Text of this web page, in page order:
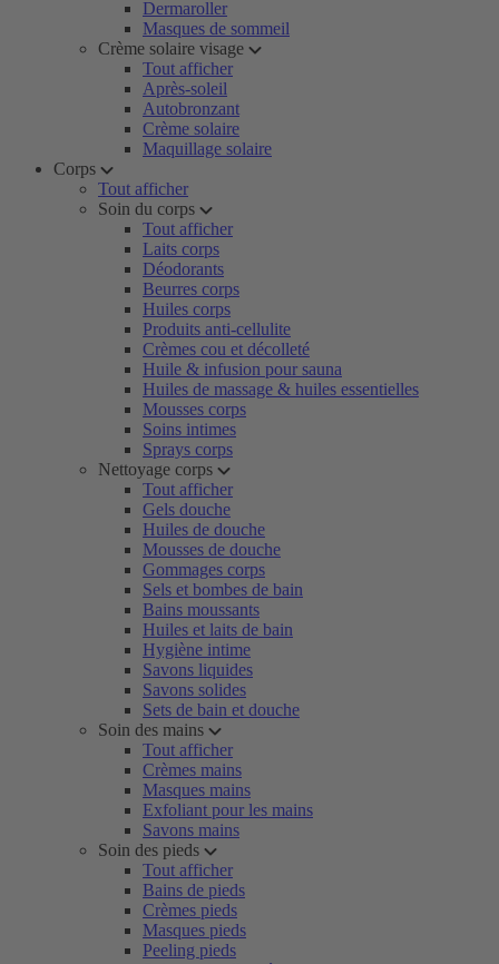
Dermaroller
Masques de sommeil
Crème solaire visage
Tout afficher
Après-soleil
Autobronzant
Crème solaire
Maquillage solaire
Corps
Tout afficher
Soin du corps
Tout afficher
Laits corps
Déodorants
Beurres corps
Huiles corps
Produits anti-cellulite
Crèmes cou et décolleté
Huile & infusion pour sauna
Huiles de massage & huiles essentielles
Mousses corps
Soins intimes
Sprays corps
Nettoyage corps
Tout afficher
Gels douche
Huiles de douche
Mousses de douche
Gommages corps
Sels et bombes de bain
Bains moussants
Huiles et laits de bain
Hygiène intime
Savons liquides
Savons solides
Sets de bain et douche
Soin des mains
Tout afficher
Crèmes mains
Masques mains
Exfoliant pour les mains
Savons mains
Soin des pieds
Tout afficher
Bains de pieds
Crèmes pieds
Masques pieds
Peeling pieds